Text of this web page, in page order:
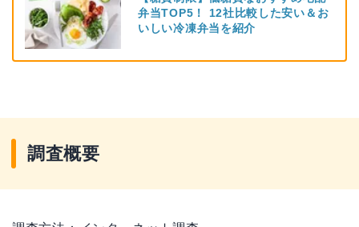
弁当TOP5！ 12社比較した安い＆お
いしい冷凍弁当を紹介
調査概要